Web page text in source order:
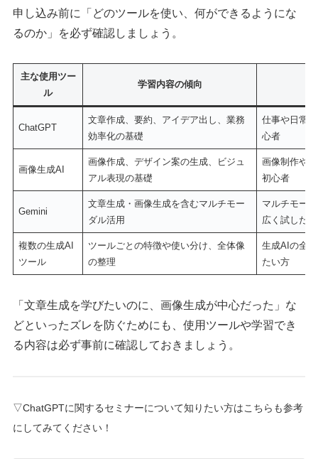
申し込み前に「どのツールを使い、何ができるようにな
るのか」を必ず確認しましょう。
主な使用ツー
ル
学習内容の傾向
ChatGPT
文章作成、要約、アイデア出し、業務
効率化の基礎
仕事や日常
心者
画像生成AI
画像作成、デザイン案の生成、ビジュ
アル表現の基礎
画像制作や
初心者
Gemini
文章生成・画像生成を含むマルチモー
ダル活用
マルチモー
広く試した
複数の生成AI
ツール
ツールごとの特徴や使い分け、全体像
の整理
生成AIの全
たい方
「文章生成を学びたいのに、画像生成が中心だった」な
どといったズレを防ぐためにも、使用ツールや学習でき
る内容は必ず事前に確認しておきましょう。
▽ChatGPTに関するセミナーについて知りたい方はこちらも参考
にしてみてください！